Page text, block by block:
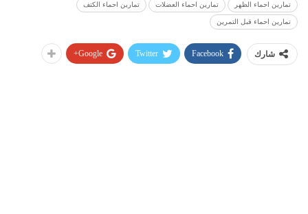
تمارين احماء الظهر تمارين احماء العضلات تمارين احماء الكتف
تمارين احماء قبل التمرين
شارك Facebook
Twitter
Google+